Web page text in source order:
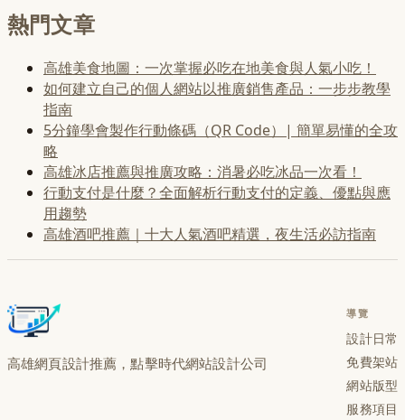
熱門文章
高雄美食地圖：一次掌握必吃在地美食與人氣小吃！
如何建立自己的個人網站以推廣銷售產品：一步步教學
指南
5分鐘學會製作行動條碼（QR Code）| 簡單易懂的全攻
略
高雄冰店推薦與推廣攻略：消暑必吃冰品一次看！
行動支付是什麼？全面解析行動支付的定義、優點與應
用趨勢
高雄酒吧推薦｜十大人氣酒吧精選，夜生活必訪指南
高雄網頁設計推薦，點擊時代網站設計公司
導覽
設計日常
免費架站
網站版型
服務項目